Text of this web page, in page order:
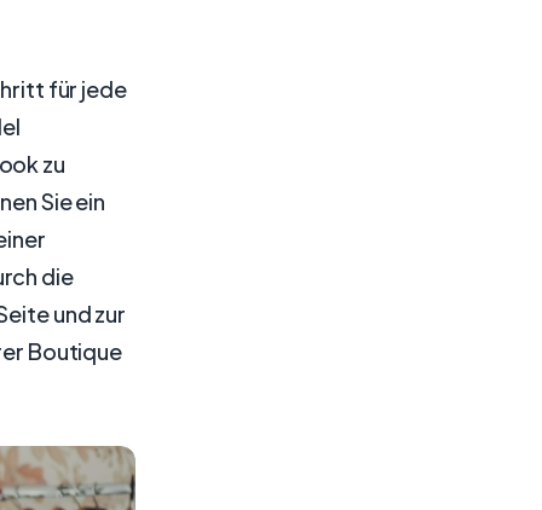
für jede
zu
Sie ein
die
und zur
Boutique